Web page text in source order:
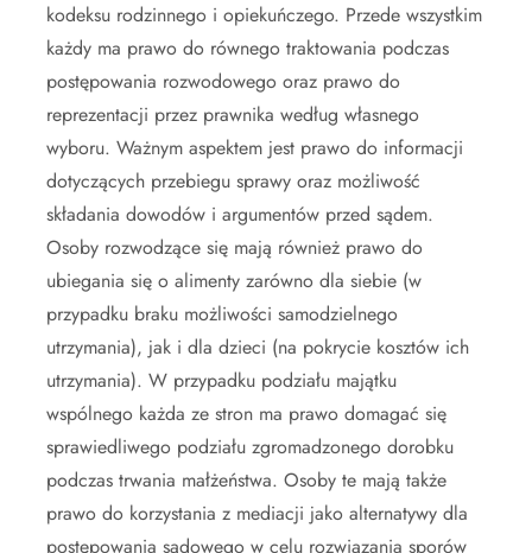
kodeksu rodzinnego i opiekuńczego. Przede wszystkim
każdy ma prawo do równego traktowania podczas
postępowania rozwodowego oraz prawo do
reprezentacji przez prawnika według własnego
wyboru. Ważnym aspektem jest prawo do informacji
dotyczących przebiegu sprawy oraz możliwość
składania dowodów i argumentów przed sądem.
Osoby rozwodzące się mają również prawo do
ubiegania się o alimenty zarówno dla siebie (w
przypadku braku możliwości samodzielnego
utrzymania), jak i dla dzieci (na pokrycie kosztów ich
utrzymania). W przypadku podziału majątku
wspólnego każda ze stron ma prawo domagać się
sprawiedliwego podziału zgromadzonego dorobku
podczas trwania małżeństwa. Osoby te mają także
prawo do korzystania z mediacji jako alternatywy dla
postępowania sądowego w celu rozwiązania sporów